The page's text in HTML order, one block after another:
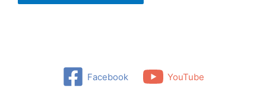
Facebook YouTube